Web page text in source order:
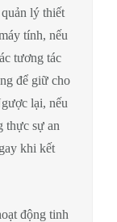
lý thiết
tính, nếu
tương tác
để giữ cho
lại, nếu
thực sự an
khi kết
động tinh